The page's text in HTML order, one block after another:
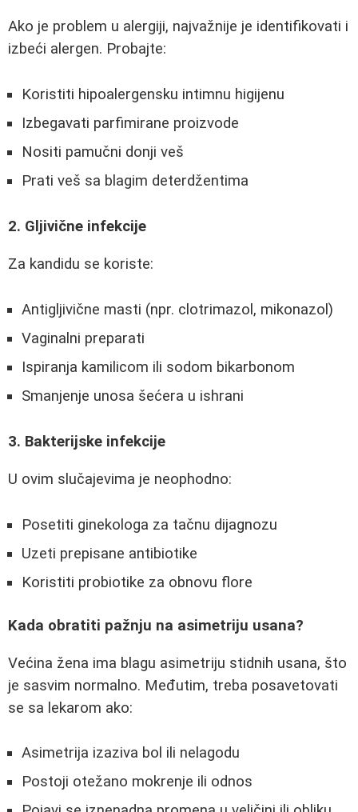
Ako je problem u alergiji, najvažnije je identifikovati i
izbeći alergen. Probajte:
Koristiti hipoalergensku intimnu higijenu
Izbegavati parfimirane proizvode
Nositi pamučni donji veš
Prati veš sa blagim deterdžentima
2. Gljivične infekcije
Za kandidu se koriste:
Antigljivične masti (npr. clotrimazol, mikonazol)
Vaginalni preparati
Ispiranja kamilicom ili sodom bikarbonom
Smanjenje unosa šećera u ishrani
3. Bakterijske infekcije
U ovim slučajevima je neophodno:
Posetiti ginekologa za tačnu dijagnozu
Uzeti prepisane antibiotike
Koristiti probiotike za obnovu flore
Kada obratiti pažnju na asimetriju usana?
Većina žena ima blagu asimetriju stidnih usana, što
je sasvim normalno. Međutim, treba posavetovati
se sa lekarom ako:
Asimetrija izaziva bol ili nelagodu
Postoji otežano mokrenje ili odnos